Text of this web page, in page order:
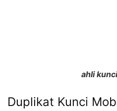
ahli
Duplikat Kunci